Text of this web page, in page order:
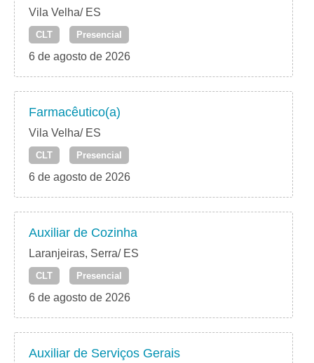
Vila Velha/ ES
CLT Presencial
6 de agosto de 2026
Farmacêutico(a)
Vila Velha/ ES
CLT Presencial
6 de agosto de 2026
Auxiliar de Cozinha
Laranjeiras, Serra/ ES
CLT Presencial
6 de agosto de 2026
Auxiliar de Serviços Gerais